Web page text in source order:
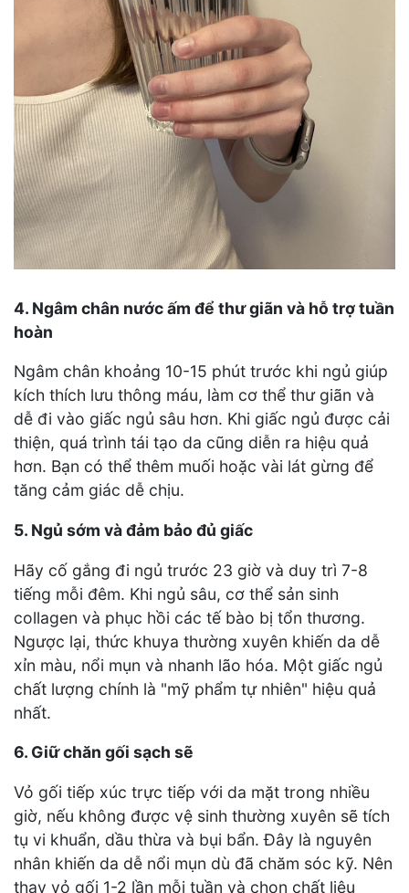
4. Ngâm chân nước ấm để thư giãn và hỗ trợ tuần
hoàn
Ngâm chân khoảng 10-15 phút trước khi ngủ giúp
kích thích lưu thông máu, làm cơ thể thư giãn và
dễ đi vào giấc ngủ sâu hơn. Khi giấc ngủ được cải
thiện, quá trình tái tạo da cũng diễn ra hiệu quả
hơn. Bạn có thể thêm muối hoặc vài lát gừng để
tăng cảm giác dễ chịu.
5. Ngủ sớm và đảm bảo đủ giấc
Hãy cố gắng đi ngủ trước 23 giờ và duy trì 7-8
tiếng mỗi đêm. Khi ngủ sâu, cơ thể sản sinh
collagen và phục hồi các tế bào bị tổn thương.
Ngược lại, thức khuya thường xuyên khiến da dễ
xỉn màu, nổi mụn và nhanh lão hóa. Một giấc ngủ
chất lượng chính là "mỹ phẩm tự nhiên" hiệu quả
nhất.
6. Giữ chăn gối sạch sẽ
Vỏ gối tiếp xúc trực tiếp với da mặt trong nhiều
giờ, nếu không được vệ sinh thường xuyên sẽ tích
tụ vi khuẩn, dầu thừa và bụi bẩn. Đây là nguyên
nhân khiến da dễ nổi mụn dù đã chăm sóc kỹ. Nên
thay vỏ gối 1-2 lần mỗi tuần và chọn chất liệu